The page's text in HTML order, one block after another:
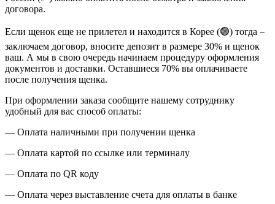
договора.
Если щенок еще не прилетел и находится в Корее (🟢) тогда –
заключаем договор, вносите депозит в размере 30% и щенок
ваш. А мы в свою очередь начинаем процедуру оформления
документов и доставки. Оставшиеся 70% вы оплачиваете
после получения щенка.
При оформлении заказа сообщите нашему сотруднику
удобный для вас способ оплаты:
— Оплата наличными при получении щенка
— Оплата картой по ссылке или терминалу
— Оплата по QR коду
— Оплата через выставление счета для оплаты в банке